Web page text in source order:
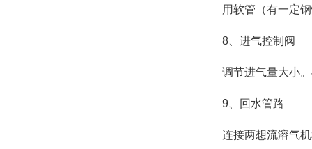
用软管（有一定
8、进气控制阀
调节进气量大小
9、回水管路
连接两想流溶气